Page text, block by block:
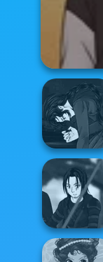
Manga Creator
Vampire Hunter
P...